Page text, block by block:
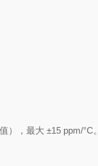
），最大 ±15 ppm/°C。